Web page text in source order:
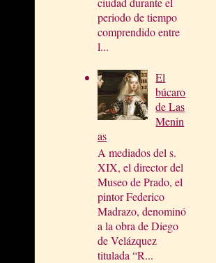
periodo de tiempo
comprendido entre
l...
El
búcaro
de Las
Menin
as
A mediados del s.
XIX, el director del
Museo de Prado, el
pintor Federico
Madrazo, denominó
a la obra de Diego
de Velázquez
titulada “R...